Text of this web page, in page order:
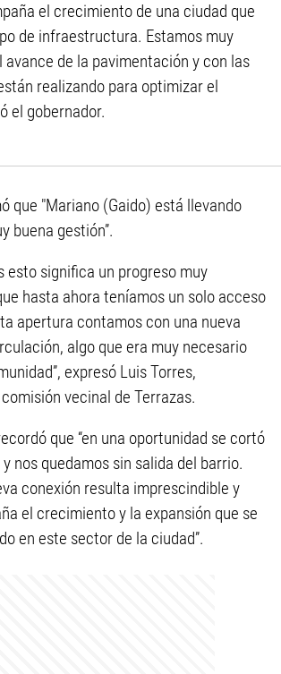
el crecimiento de una ciudad que
de infraestructura. Estamos muy
de la pavimentación y con las
realizando para optimizar el
el gobernador.
que "Mariano (Gaido) está llevando
buena gestión”.
esto significa un progreso muy
hasta ahora teníamos un solo acceso
apertura contamos con una nueva
algo que era muy necesario
expresó Luis Torres,
vecinal de Terrazas.
que “en una oportunidad se cortó
nos quedamos sin salida del barrio.
conexión resulta imprescindible y
el crecimiento y la expansión que se
en este sector de la ciudad”.